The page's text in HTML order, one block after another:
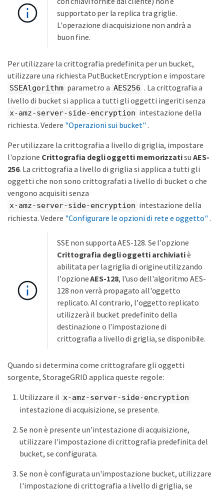
supportato per la replica tra griglie.
L'operazione di acquisizione non andrà a
buon fine.
Per utilizzare la crittografia predefinita per un bucket,
utilizzare una richiesta PutBucketEncryption e impostare
SSEAlgorithm parametro a AES256 . La crittografia a
livello di bucket si applica a tutti gli oggetti ingeriti senza
x-amz-server-side-encryption intestazione della
richiesta. Vedere "Operazioni sui bucket" .
Per utilizzare la crittografia a livello di griglia, impostare
l'opzione Crittografia degli oggetti memorizzatisu AES-
256. La crittografia a livello di griglia si applica a tutti gli
oggetti che non sono crittografati a livello di bucket o che
vengono acquisiti senza
x-amz-server-side-encryption intestazione della
richiesta. Vedere "Configurare le opzioni di rete e oggetto" .
SSE non supporta AES-128. Se l'opzione
Crittografia degli oggetti archiviatiè
abilitata per la griglia di origine utilizzando
l'opzioneAES-128, l'uso dell'algoritmo AES-
128 non verrà propagato all'oggetto
replicato. Al contrario, l'oggetto replicato
utilizzerà il bucket predefinito della
destinazione o l'impostazione di
crittografia a livello di griglia, se disponibile.
Quando si determina come crittografare gli oggetti
sorgente, StorageGRID applica queste regole:
Utilizzare il x-amz-server-side-encryption
intestazione di acquisizione, se presente.
Se non è presente un'intestazione di acquisizione,
utilizzare l'impostazione di crittografia predefinita del
bucket, se configurata.
Se non è configurata un'impostazione bucket, utilizzare
l'impostazione di crittografia a livello di griglia, se